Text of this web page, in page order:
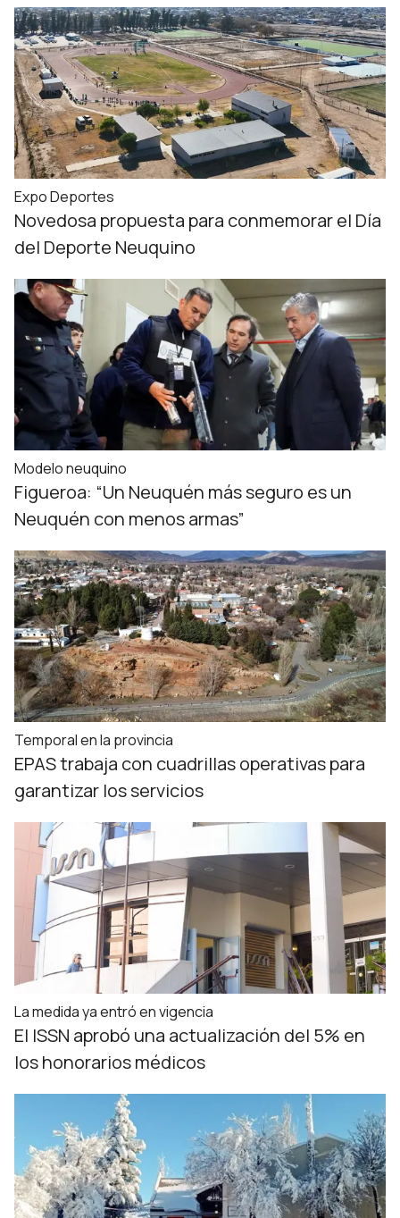
Expo Deportes
Novedosa propuesta para conmemorar el Día
del Deporte Neuquino
Modelo neuquino
Figueroa: “Un Neuquén más seguro es un
Neuquén con menos armas”
Temporal en la provincia
EPAS trabaja con cuadrillas operativas para
garantizar los servicios
La medida ya entró en vigencia
El ISSN aprobó una actualización del 5% en
los honorarios médicos